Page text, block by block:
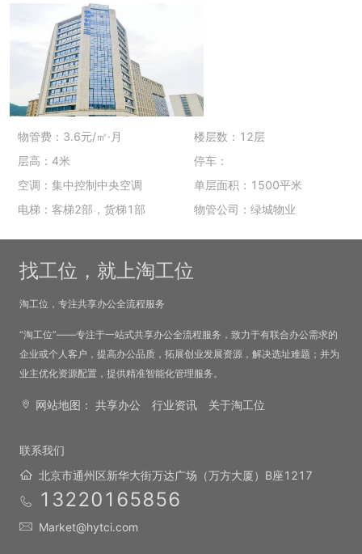
停车场：免费使用
物管费：3.6元/㎡·月
层高：4米
空调：集中控制中央空调
电梯：客梯2部，货梯1部
楼层数：12层
停车：
单层面积：1500平米
物管公司：绿城物业
找工位，就上淘工位
淘工位，专注共享办公全流程服务
“淘工位”——专注于一站式共享办公全流程服务，致力于有联合办公需求的
企业或个人客户，提高办公品质，拓展创业发展资源，解决选址难题；并为
业主优化资源配置，提供精准智能化管理服务。
网站地图： 共享办公 行业资讯 关于淘工位
联系我们
北京市通州区新华大街万达广场（万方大厦）B座1217
13220165856
Market@hytci.com